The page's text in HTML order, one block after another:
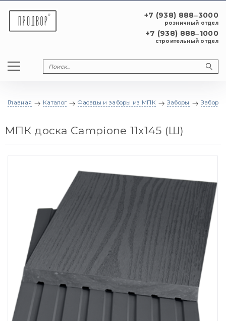
+7 (938) 888‒3000
розничный отдел
+7 (938) 888‒1000
строительный отдел
Главная Каталог Фасады и заборы из МПК Заборы
МПК доска Campione 11x145 (Ш)